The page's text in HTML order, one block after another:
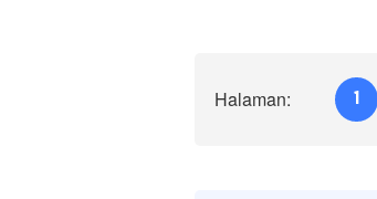
Halaman: 1